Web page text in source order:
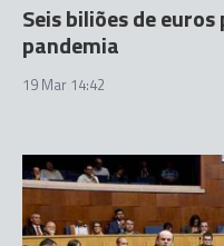
Seis biliões de
pandemia
19 Mar 14:42